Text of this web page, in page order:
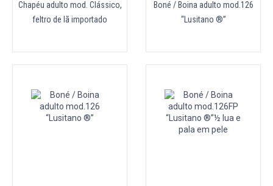
Chapéu adulto mod. Clássico,
feltro de lã importado
Boné / Boina adulto mod.126
“Lusitano ®”